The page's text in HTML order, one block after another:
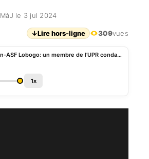
MàJ le 3 jul 2024
↓Lire hors-ligne 309vues
Bénin-ASF Lobogo: un membre de l’UPR condamné pour abus de fonction
1x